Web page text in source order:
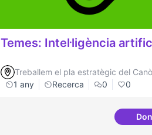
Temes: Intel·ligència
Treballem el pla estratègic del
1 any
Recerca 0 0